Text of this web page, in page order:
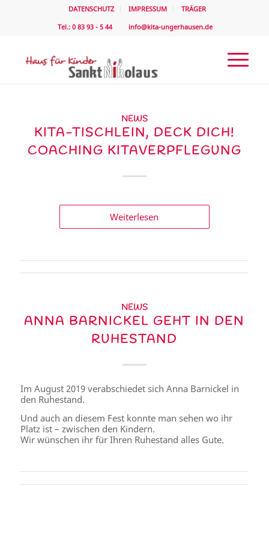
DATENSCHUTZ IMPRESSUM
TRÄGER
Tel.: 0 83 93 - 5 44
info@kita-ungerhausen.de
NEWS
KITA-TISCHLEIN, DECK DICH!
COACHING KITAVERPFLEGUNG
Weiterlesen
NEWS
ANNA BARNICKEL GEHT IN DEN
RUHESTAND
Im August 2019 verabschiedet sich Anna Barnickel in
den Ruhestand.
Und auch an diesem Fest konnte man sehen wo ihr
Platz ist – zwischen den Kindern.
Wir wünschen ihr für Ihren Ruhestand alles Gute.